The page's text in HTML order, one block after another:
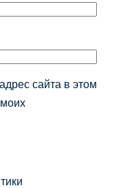
сайта в этом